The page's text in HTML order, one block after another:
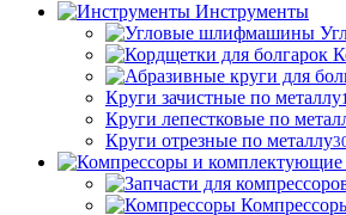
Инструменты
Круги зачистные по металлу
Круги лепестковые по
Круги отрезные по металлу